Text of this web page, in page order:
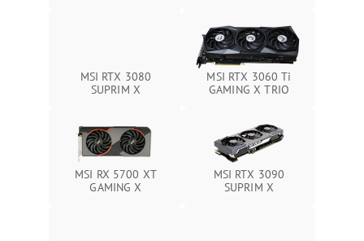
MSI RTX 3080
SUPRIM X
MSI RTX 3060 Ti
GAMING X TRIO
MSI RX 5700 XT
GAMING X
MSI RTX 3090
SUPRIM X